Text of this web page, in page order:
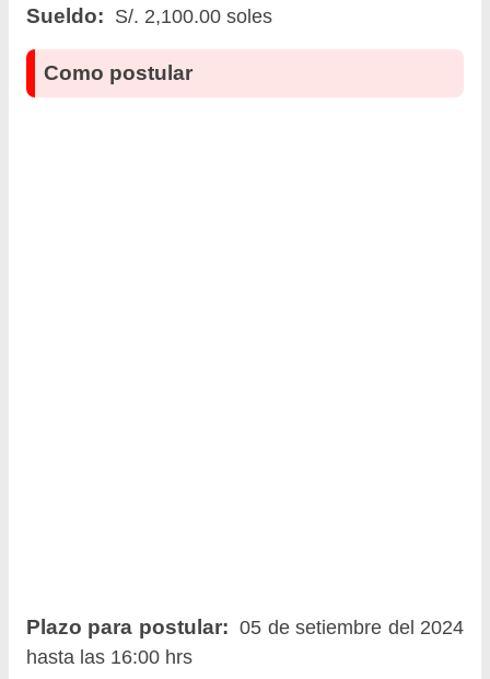
Sueldo: S/. 2,100.00 soles
Como postular
Plazo para postular: 05 de setiembre del 2024
hasta las 16:00 hrs